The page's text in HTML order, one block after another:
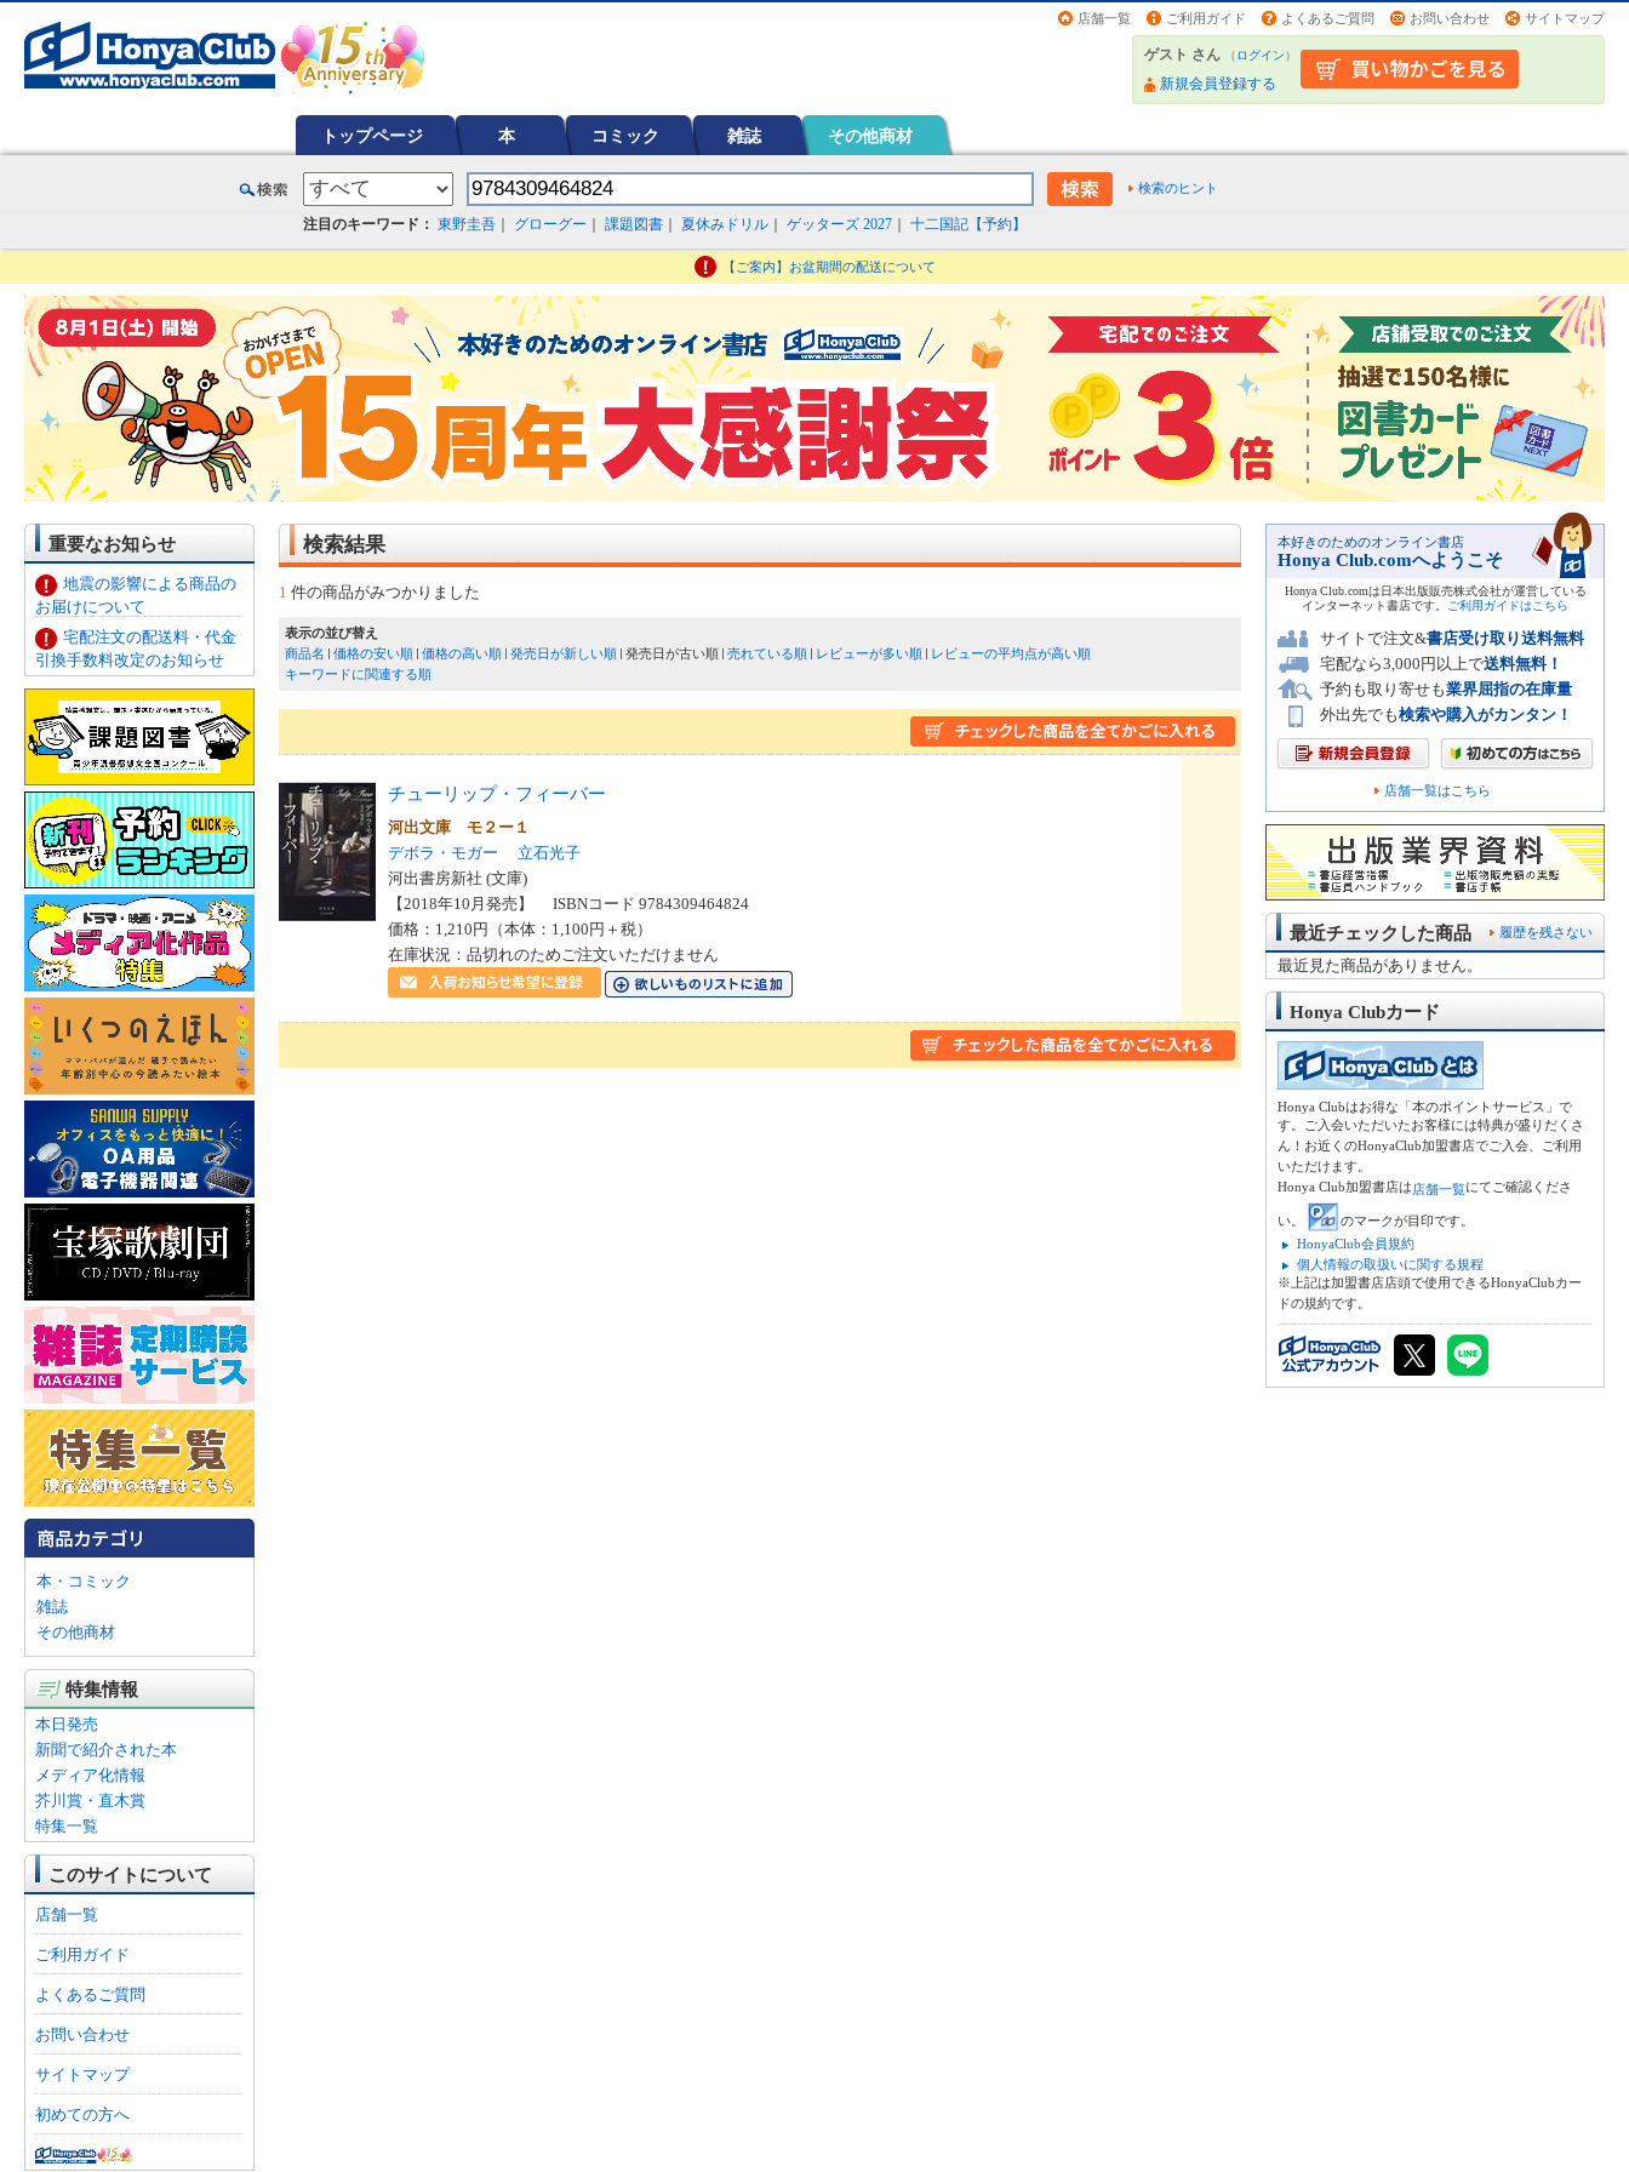
店舗一覧 ご利用ガイド よくあるご質問 お問い合わせ サイトマップ
ゲスト さん （ログイン）
新規会員登録する
トップページ 本 コミック 雑誌 その他商材
検索のヒント
注目のキーワード： 東野圭吾 グローグー 課題図書 夏休みドリル ゲッターズ 2027 十二国記【予約】
【ご案内】お盆期間の配送について
重要なお知らせ
地震の影響による商品の
お届けについて
宅配注文の配送料・代金
引換手数料改定のお知らせ
本・コミック
雑誌
その他商材
特集情報
本日発売
新聞で紹介された本
メディア化情報
芥川賞・直木賞
特集一覧
このサイトについて
店舗一覧
ご利用ガイド
よくあるご質問
お問い合わせ
サイトマップ
初めての方へ
検索結果
1 件の商品がみつかりました
表示の並び替え
商品名
価格の安い順 価格の高い順 発売日が新しい順 発売日が古い順 売れている順 レビューが多い順
レビューの平均点が高い順
キーワードに関連する順
チューリップ・フィーバー
河出文庫 モ２ー１
デボラ・モガー
立石光子
河出書房新社 (文庫)
【2018年10月発売】 ISBNコード 9784309464824
価格：1,210円（本体：1,100円＋税）
在庫状況：品切れのためご注文いただけません
本好きのためのオンライン書店
Honya Club.comへようこそ
Honya Club.comは日本出版販売株式会社が運営している
インターネット書店です。
ご利用ガイドはこちら
サイトで注文&書店受け取り送料無料
宅配なら3,000円以上で送料無料！
予約も取り寄せも業界屈指の在庫量
外出先でも検索や購入がカンタン！
店舗一覧はこちら
履歴を残さない
最近チェックした商品
最近見た商品がありません。
Honya Clubカード
Honya Clubはお得な「本のポイントサービス」で
す。ご入会いただいたお客様には特典が盛りだくさ
ん！お近くのHonyaClub加盟書店でご入会、ご利用
いただけます。
Honya Club加盟書店は店舗一覧にてご確認くださ
い。
のマークが目印です。
HonyaClub会員規約
個人情報の取扱いに関する規程
※上記は加盟書店店頭で使用できるHonyaClubカー
ドの規約です。